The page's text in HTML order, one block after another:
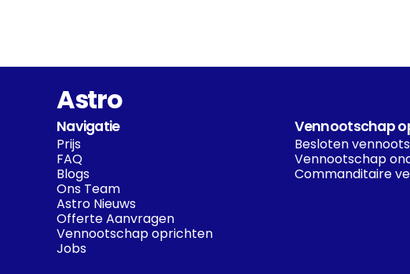
Astro
Navigatie
Prijs
FAQ
Blogs
Ons Team
Astro Nieuws
Offerte Aanvragen
Vennootschap oprichten
Jobs
Vennootschap
Besloten
Vennootschap
Commanditaire